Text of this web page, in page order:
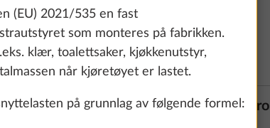
Zesto Turo
(EU) 2021/535 en fast
som monteres på fabrikken.
klær, toalettsaker, kjøkkenutstyr,
når kjøretøyet er lastet.
på grunnlag av følgende formel: